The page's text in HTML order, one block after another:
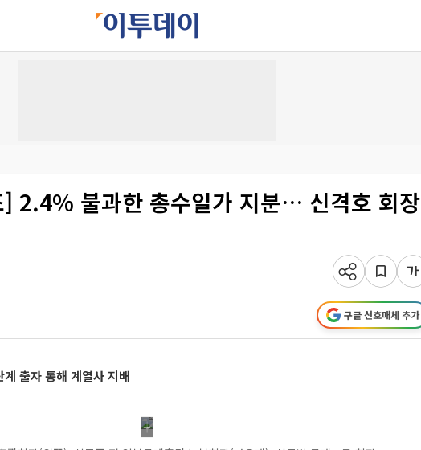
] 2.4% 불과한 총수일가 지분… 신격호 회장
구글 선호매체 추가
출자 통해 계열사 지배